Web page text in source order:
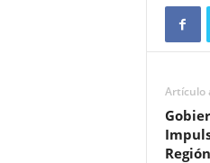
Artículo
Región